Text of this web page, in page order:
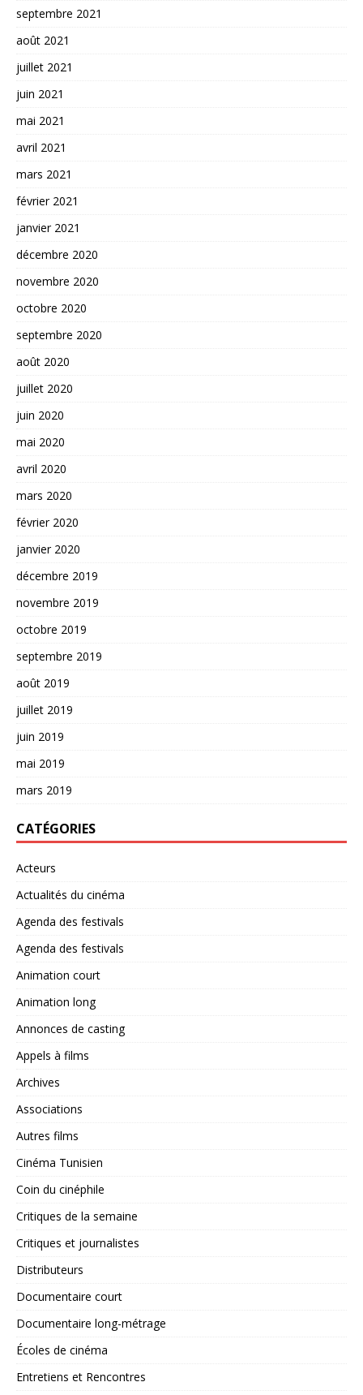
septembre 2021
août 2021
juillet 2021
juin 2021
mai 2021
avril 2021
mars 2021
février 2021
janvier 2021
décembre 2020
novembre 2020
octobre 2020
septembre 2020
août 2020
juillet 2020
juin 2020
mai 2020
avril 2020
mars 2020
février 2020
janvier 2020
décembre 2019
novembre 2019
octobre 2019
septembre 2019
août 2019
juillet 2019
juin 2019
mai 2019
mars 2019
CATÉGORIES
Acteurs
Actualités du cinéma
Agenda des festivals
Agenda des festivals
Animation court
Animation long
Annonces de casting
Appels à films
Archives
Associations
Autres films
Cinéma Tunisien
Coin du cinéphile
Critiques de la semaine
Critiques et journalistes
Distributeurs
Documentaire court
Documentaire long-métrage
Écoles de cinéma
Entretiens et Rencontres